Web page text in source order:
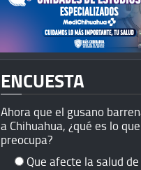
ENCUESTA
Ahora que el gusano
a Chihuahua, ¿qué es lo
preocupa?
Que afecte la salud